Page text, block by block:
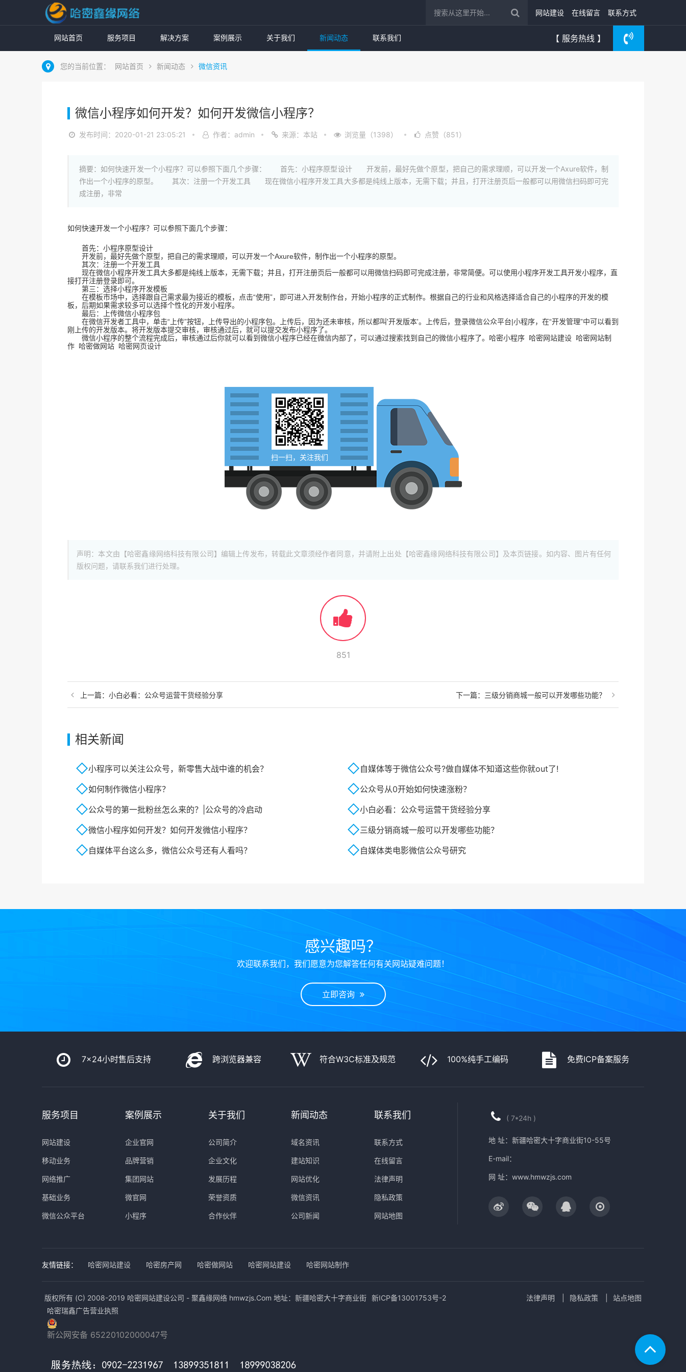
网站建设 在线留言 联系方式
网站首页 服务项目 解决方案 案例展示 关于我们 新闻动态 联系我们 【 服务热线 】
您的当前位置： 网站首页 新闻动态 微信资讯
微信小程序如何开发？如何开发微信小程序？
发布时间：2020-01-21 23:05:21 作者：admin 来源：本站 浏览量（1398） 点赞（851）
摘要：如何快速开发一个小程序？可以参照下面几个步骤： 首先：小程序原型设计 开发前，最好先做个原型，把自己的需求理顺，可以开发一个Axure软件，制
作出一个小程序的原型。 其次：注册一个开发工具 现在微信小程序开发工具大多都是纯线上版本，无需下载；并且，打开注册页后一般都可以用微信扫码即可完
成注册，非常
如何快速开发一个小程序？可以参照下面几个步骤：
首先：小程序原型设计
开发前，最好先做个原型，把自己的需求理顺，可以开发一个Axure软件，制作出一个小程序的原型。
其次：注册一个开发工具
现在微信小程序开发工具大多都是纯线上版本，无需下载；并且，打开注册页后一般都可以用微信扫码即可完成注册，非常简便。可以使用小程序开发工具开发小程序，直
接打开注册登录即可。
第三：选择小程序开发模板
在模板市场中，选择跟自己需求最为接近的模板，点击“使用”，即可进入开发制作台，开始小程序的正式制作。根据自己的行业和风格选择适合自己的小程序的开发的模
板，后期如果需求较多可以选择个性化的开发小程序。
最后：上传微信小程序包
在微信开发者工具中，单击“上传”按钮，上传导出的小程序包。上传后，因为还未审核，所以都叫'开发版本'。上传后，登录微信公众平台|小程序，在“开发管理”中可以看到
刚上传的开发版本。将开发版本提交审核，审核通过后，就可以提交发布小程序了。
微信小程序的整个流程完成后，审核通过后你就可以看到微信小程序已经在微信内部了，可以通过搜索找到自己的微信小程序了。哈密小程序 哈密网站建设 哈密网站制
作 哈密做网站 哈密网页设计
扫一扫，关注我们
声明：本文由【哈密鑫缘网络科技有限公司】编辑上传发布，转载此文章须经作者同意，并请附上出处【哈密鑫缘网络科技有限公司】及本页链接。如内容、图片有任何
版权问题，请联系我们进行处理。
851
上一篇： 小白必看：公众号运营干货经验分享 下一篇： 三级分销商城一般可以开发哪些功能？
相关新闻
小程序可以关注公众号，新零售大战中谁的机会？
自媒体等于微信公众号?做自媒体不知道这些你就out了!
如何制作微信小程序？
公众号从0开始如何快速涨粉？
公众号的第一批粉丝怎么来的？|公众号的冷启动
小白必看：公众号运营干货经验分享
微信小程序如何开发？如何开发微信小程序？
三级分销商城一般可以开发哪些功能？
自媒体平台这么多，微信公众号还有人看吗？
自媒体类电影微信公众号研究
感兴趣吗？
欢迎联系我们，我们愿意为您解答任何有关网站疑难问题！
立即咨询
7x24小时售后支持 跨浏览器兼容 符合W3C标准及规范 100%纯手工编码 免费ICP备案服务
服务项目
网站建设
移动业务
网络推广
基础业务
微信公众平台
案例展示
企业官网
品牌营销
集团网站
微官网
小程序
关于我们
公司简介
企业文化
发展历程
荣誉资质
合作伙伴
新闻动态
域名资讯
建站知识
网站优化
微信资讯
公司新闻
联系我们
联系方式
在线留言
法律声明
隐私政策
网站地图
( 7*24h )
地 址：新疆哈密大十字商业街10-55号
E-mail：
网 址：www.hmwzjs.com
友情链接： 哈密网站建设 哈密房产网 哈密做网站 哈密网站建设 哈密网站制作
版权所有 (C) 2008-2019 哈密网站建设公司 - 聚鑫缘网络 hmwzjs.Com 地址：新疆哈密大十字商业街 新ICP备13001753号-2
哈密瑞鑫广告营业执照
新公网安备 65220102000047号
法律声明 隐私政策 站点地图